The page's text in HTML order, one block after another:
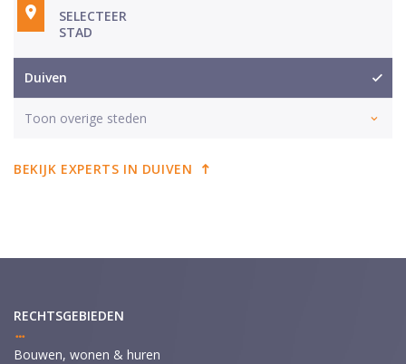
SELECTEER
STAD
Duiven
Toon overige steden
BEKIJK EXPERTS IN DUIVEN
RECHTSGEBIEDEN
Bouwen, wonen & huren